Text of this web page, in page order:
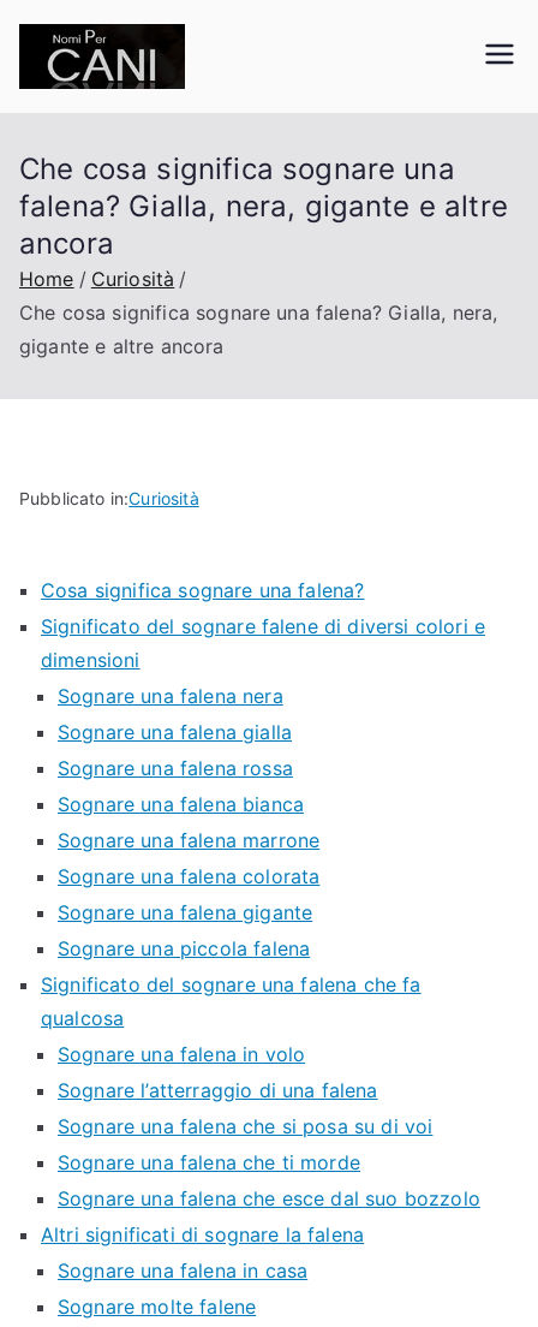
contenuto
Che cosa significa sognare una
falena? Gialla, nera, gigante e altre
ancora
Home
Curiosità
Che cosa significa sognare una falena? Gialla, nera,
gigante e altre ancora
Pubblicato in:Curiosità
Cosa significa sognare una falena?
Significato del sognare falene di diversi colori e
dimensioni
Sognare una falena nera
Sognare una falena gialla
Sognare una falena rossa
Sognare una falena bianca
Sognare una falena marrone
Sognare una falena colorata
Sognare una falena gigante
Sognare una piccola falena
Significato del sognare una falena che fa
qualcosa
Sognare una falena in volo
Sognare l’atterraggio di una falena
Sognare una falena che si posa su di voi
Sognare una falena che ti morde
Sognare una falena che esce dal suo bozzolo
Altri significati di sognare la falena
Sognare una falena in casa
Sognare molte falene